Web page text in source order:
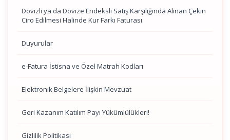
Dövizli ya da Dövize Endeksli Satış Karşılığında Alınan Çekin
Ciro Edilmesi Halinde Kur Farkı Faturası
Duyurular
e-Fatura İstisna ve Özel Matrah Kodları
Elektronik Belgelere İlişkin Mevzuat
Geri Kazanım Katılım Payı Yükümlülükleri!
Gizlilik Politikası